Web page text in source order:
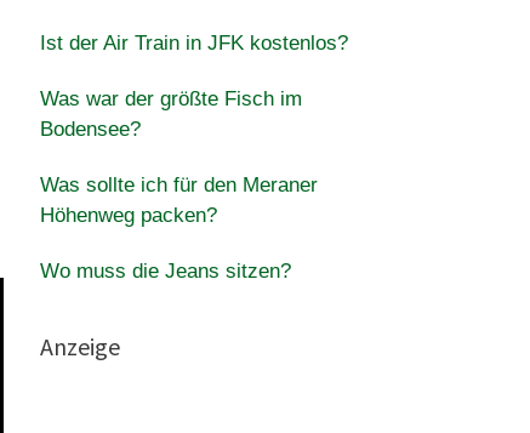
Ist der Air Train in JFK kostenlos?
Was war der größte Fisch im
Bodensee?
Was sollte ich für den Meraner
Höhenweg packen?
Wo muss die Jeans sitzen?
Anzeige